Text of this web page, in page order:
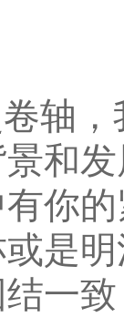
轴
和
你
是
一